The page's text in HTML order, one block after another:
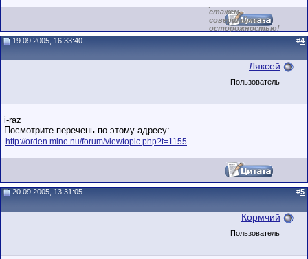
стажем,
совершайте с
осторожностью!
19.09.2005, 16:33:40 #4
Ляксей
Пользователь
i-raz
Посмотрите перечень по этому адресу:
http://orden.mine.nu/forum/viewtopic.php?t=1155
20.09.2005, 13:31:05 #5
Кормчий
Пользователь